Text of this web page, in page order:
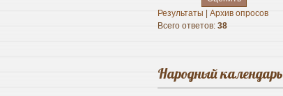
Результаты
Архив опросов
Всего ответов: 38
Народный календарь